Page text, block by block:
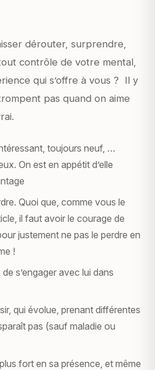
dérouter, surprendre,
contrôle de votre mental,
qui s’offre à vous ? Il y
pas quand on aime
toujours neuf, …
On est en appétit d’elle
Quoi que, comme vous le
il faut avoir le courage de
justement ne pas le perdre en
!
s’engager avec lui dans
qui évolue, prenant différentes
pas (sauf maladie ou
fort en sa présence, et même